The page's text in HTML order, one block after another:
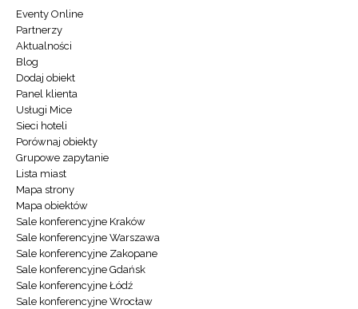
Eventy Online
Partnerzy
Aktualności
Blog
Dodaj obiekt
Panel klienta
Usługi Mice
Sieci hoteli
Porównaj obiekty
Grupowe zapytanie
Lista miast
Mapa strony
Mapa obiektów
Sale konferencyjne Kraków
Sale konferencyjne Warszawa
Sale konferencyjne Zakopane
Sale konferencyjne Gdańsk
Sale konferencyjne Łódź
Sale konferencyjne Wrocław